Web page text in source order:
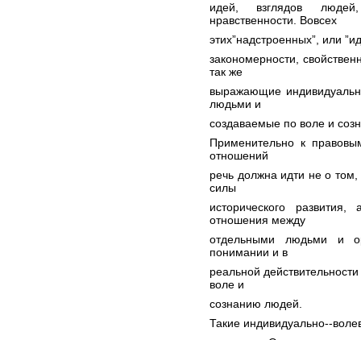
идей, взглядов
нравственности. Вовсех
этих”надстроенных”, или
закономерности,
так же
выражающие
людьми и
создаваемые по воле и
Применительно к
отношений
речь должна идти не о том,
силы
исторического
отношения между
отдельными людьми и
понимании и в
реальной
воле и
сознанию людей.
Такие индивидуально--